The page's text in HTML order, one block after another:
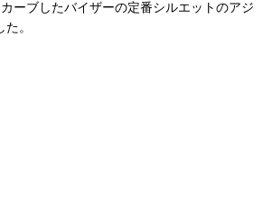
ーブしたバイザーの定番シルエットのアジ
。